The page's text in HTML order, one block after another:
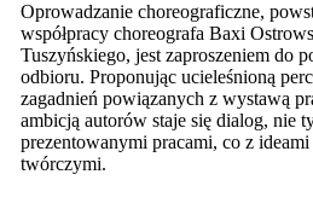
Oprowadzanie choreograficzne,
współpracy choreografa Baxi
Tuszyńskiego, jest zaproszeniem do
odbioru. Proponując ucieleśnioną
zagadnień powiązanych z wystawą
ambicją autorów staje się dialog, nie
prezentowanymi pracami, co z
twórczymi.